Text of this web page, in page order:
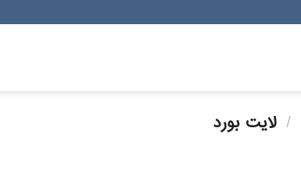
/ لایت بورد